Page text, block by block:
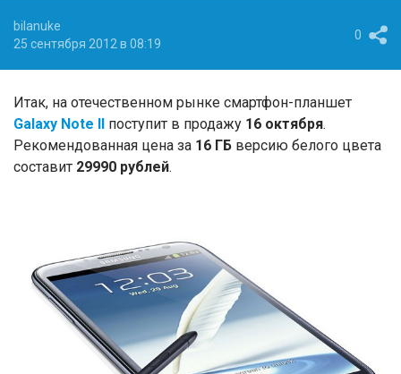
bilanuke
25 сентября 2012 в 08:19
0
Итак, на отечественном рынке смартфон-планшет
Galaxy Note II поступит в продажу 16 октября.
Рекомендованная цена за 16 ГБ версию белого цвета
составит 29990 рублей.